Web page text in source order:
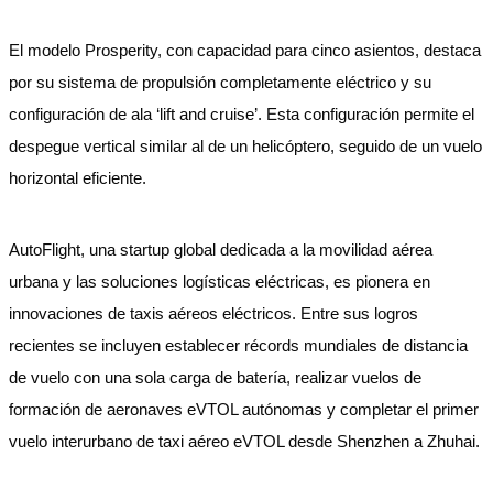
El modelo Prosperity, con capacidad para cinco asientos, destaca
por su sistema de propulsión completamente eléctrico y su
configuración de ala ‘lift and cruise’. Esta configuración permite el
despegue vertical similar al de un helicóptero, seguido de un vuelo
horizontal eficiente.
AutoFlight, una startup global dedicada a la movilidad aérea
urbana y las soluciones logísticas eléctricas, es pionera en
innovaciones de taxis aéreos eléctricos. Entre sus logros
recientes se incluyen establecer récords mundiales de distancia
de vuelo con una sola carga de batería, realizar vuelos de
formación de aeronaves eVTOL autónomas y completar el primer
vuelo interurbano de taxi aéreo eVTOL desde Shenzhen a Zhuhai.